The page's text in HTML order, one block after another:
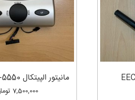
مانیتور الپیتکال EEC/PEC-5550
7,500,000